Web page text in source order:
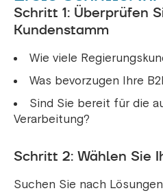
Schritt 1: Überprüfen
Kundenstamm
Wie viele
Was bevorzugen Ihre
Sind Sie bereit für die
Verarbeitung?
Schritt 2: Wählen Sie
Suchen Sie nach